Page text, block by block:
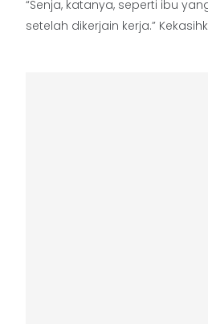
“Senja, katanya, seperti ibu
setelah dikerjain kerja.”